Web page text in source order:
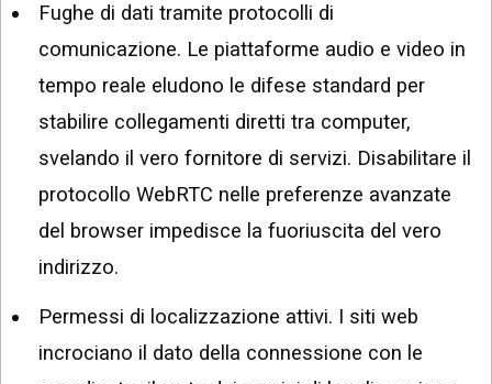
Fughe di dati tramite protocolli di
comunicazione. Le piattaforme audio e video in
tempo reale eludono le difese standard per
stabilire collegamenti diretti tra computer,
svelando il vero fornitore di servizi. Disabilitare il
protocollo WebRTC nelle preferenze avanzate
del browser impedisce la fuoriuscita del vero
indirizzo.
Permessi di localizzazione attivi. I siti web
incrociano il dato della connessione con le